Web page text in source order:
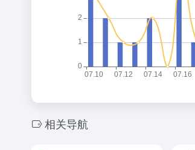
相关导航